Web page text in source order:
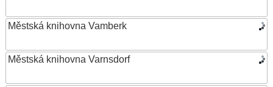
Městská knihovna Vamberk
Městská knihovna Varnsdorf